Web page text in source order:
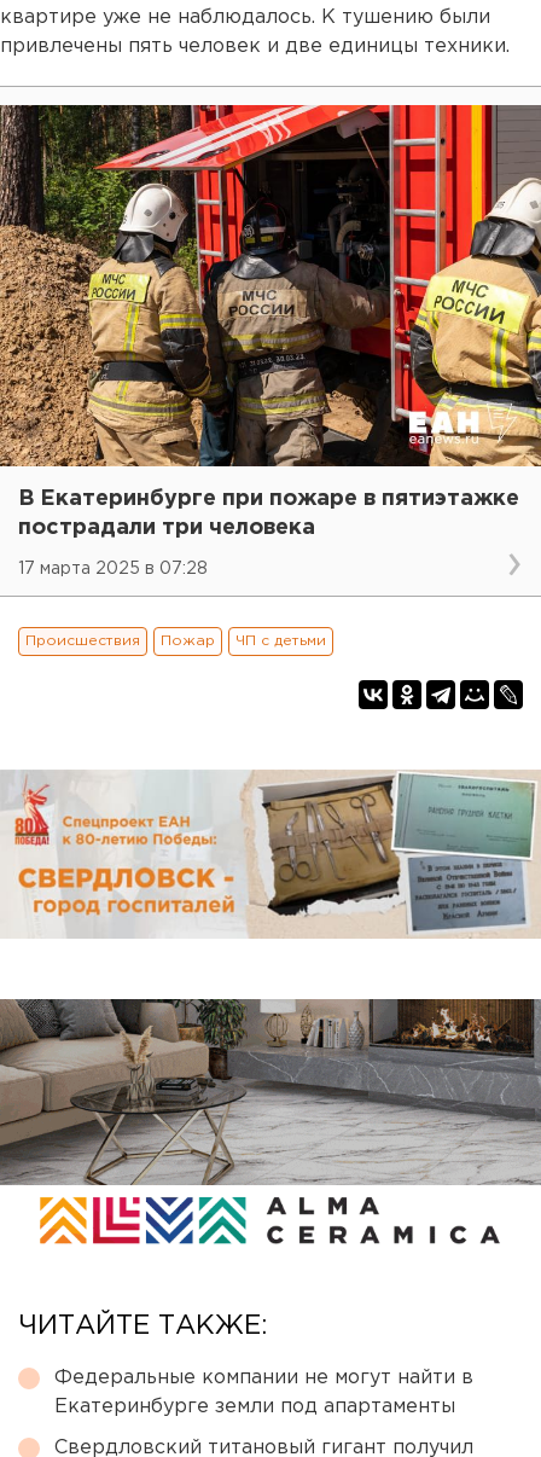
квартире уже не наблюдалось. К тушению были
привлечены пять человек и две единицы техники.
В Екатеринбурге при пожаре в пятиэтажке
пострадали три человека
17 марта 2025 в 07:28
Происшествия Пожар ЧП с детьми
ЧИТАЙТЕ ТАКЖЕ:
Федеральные компании не могут найти в
Екатеринбурге земли под апартаменты
Свердловский титановый гигант получил